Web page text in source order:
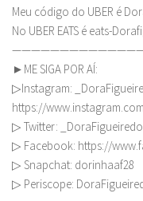
Meu código do UBER é
No UBER EATS é eats-
►ME SIGA POR AÍ:
▷Instagram:
https://
▷ Twitter:
▷ Facebook: https://
▷ Snapchat: dorinhaaf28
▷ Periscope: